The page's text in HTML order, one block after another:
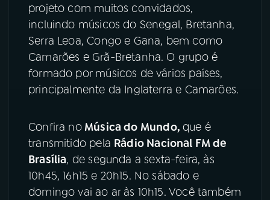
projeto com muitos convidados,
incluindo músicos do Senegal, Bretanha,
Serra Leoa, Congo e Gana, bem como
Camarões e Grã-Bretanha. O grupo é
formado por músicos de vários países,
principalmente da Inglaterra e Camarões.
Confira noMúsica do Mundo,que é
transmitido pela Rádio Nacional FM de
Brasília, de segunda a sexta-feira, às
10h45, 16h15 e 20h15. No sábado e
domingo vai ao ar às 10h15. Você também